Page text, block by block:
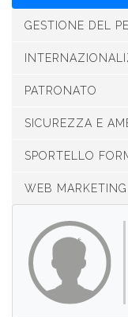
GESTIONE DEL
PATRONATO
SICUREZZA E
SPORTELLO
WEB MARKETING